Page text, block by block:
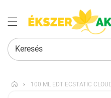
Keresés
› 100 ML EDT ECSTATIC